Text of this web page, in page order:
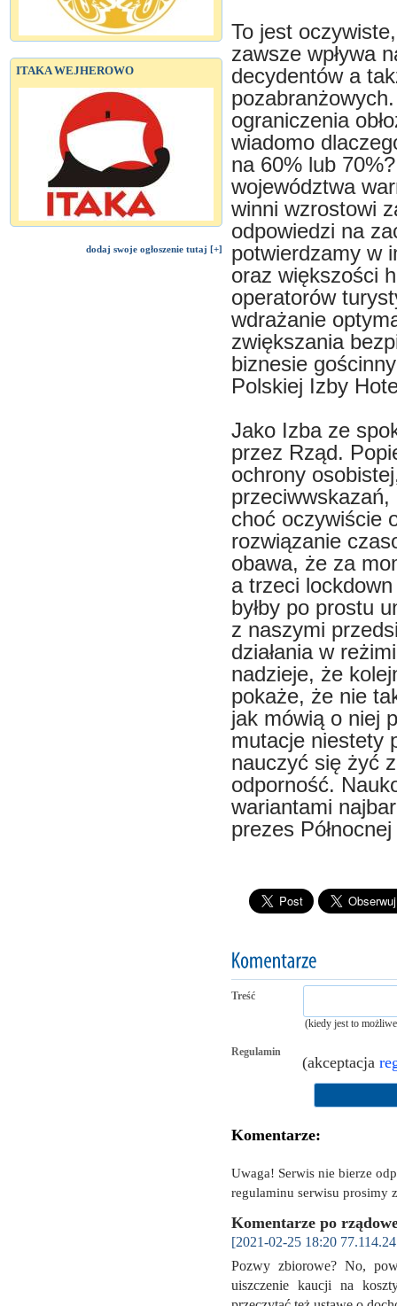
ITAKA WEJHEROWO
dodaj swoje ogłoszenie tutaj [+]
To jest
zawsze wpływa
decydentów a
ograniczenia
wiadomo
na 60% lub
województwa
winni wzrostowi
odpowiedzi na
potwierdzamy w
oraz większości
operatorów
wdrażanie
zwiększania
biznesie
Polskiej Izby
Jako Izba ze
przez Rząd.
ochrony
choć oczywiście
rozwiązanie
obawa, że za
a trzeci
byłby po prostu
z naszymi
działania w
nadzieje, że
pokaże, że nie
jak mówią o niej
mutacje niestety
nauczyć się żyć
odporność.
wariantami
prezes
Treść
(kiedy jest to
Regulamin
(akceptacja
Komentarze:
Uwaga! Serwis nie bierze
regulaminu serwisu prosimy
Komentarze po
[2021-02-25 18:20
Pozwy zbiorowe? No,
uiszczenie kaucji na